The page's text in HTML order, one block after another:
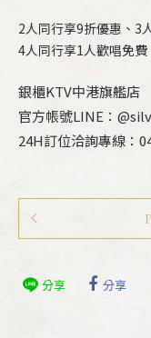
2人同行享9折優惠、3
4人同行享1人歡唱免費
銀櫃KTV中港旗艦店
官方帳號LINE：
24H訂位洽詢專線：
分享 分享